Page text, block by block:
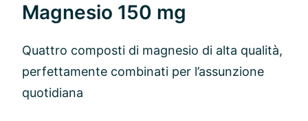
Magnesio 150 mg
Quattro composti di magnesio di alta qualità,
perfettamente combinati per l’assunzione
quotidiana